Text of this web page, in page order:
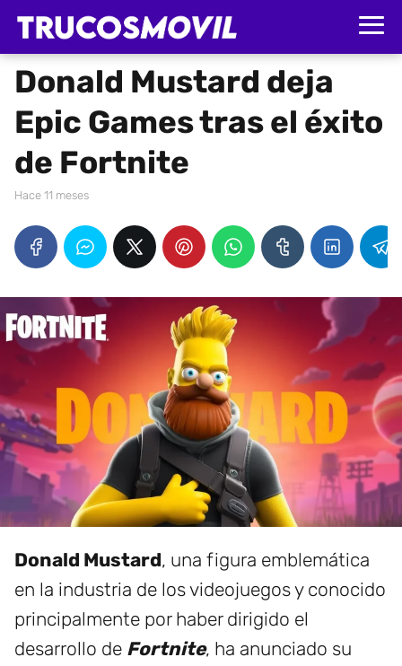
Donald Mustard deja
Epic Games tras el éxito
de Fortnite
hace 11 meses
Donald Mustard, una figura emblemática
en la industria de los videojuegos y conocido
principalmente por haber dirigido el
desarrollo de Fortnite, ha anunciado su